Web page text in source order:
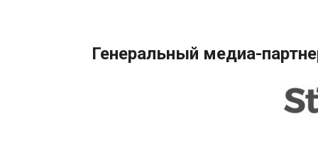
Генеральный медиа-